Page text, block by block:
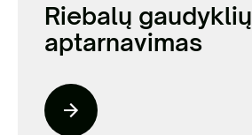
Riebalų gaudyklių
aptarnavimas